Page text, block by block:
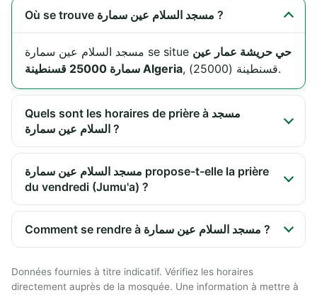
Où se trouve مسجد السلام عين سمارة ?
مسجد السلام عين سمارة se situe حي حريشة عمار عين
سمارة 25000 قسنطينة Algeria
, قسنطينة (25000).
Quels sont les horaires de prière à مسجد
السلام عين سمارة ?
مسجد السلام عين سمارة propose-t-elle la prière
du vendredi (Jumu'a) ?
Comment se rendre à مسجد السلام عين سمارة ?
Données fournies à titre indicatif. Vérifiez les horaires
directement auprès de la mosquée. Une information à mettre à